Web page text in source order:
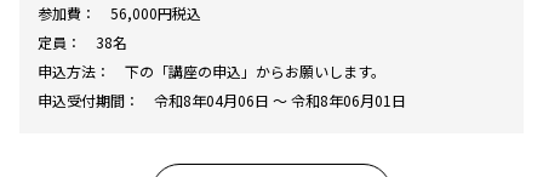
参加費：
56,000円税込
定員：
38名
申込方法：
下の「講座の申込」からお願いします。
申込受付期間：
令和8年04月06日 ～ 令和8年06月01日